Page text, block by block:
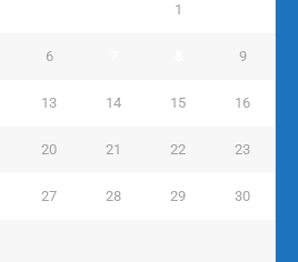
1
6 9
13 14 15 16
20 21 22 23
27 28 29 30